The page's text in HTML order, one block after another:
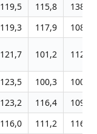
119,5 115,8
138,1
119,3 117,9
108,6
121,7 101,2 112,5
123,5 100,3
100,3
123,2 116,4
109,3
116,0 111,2
116,2